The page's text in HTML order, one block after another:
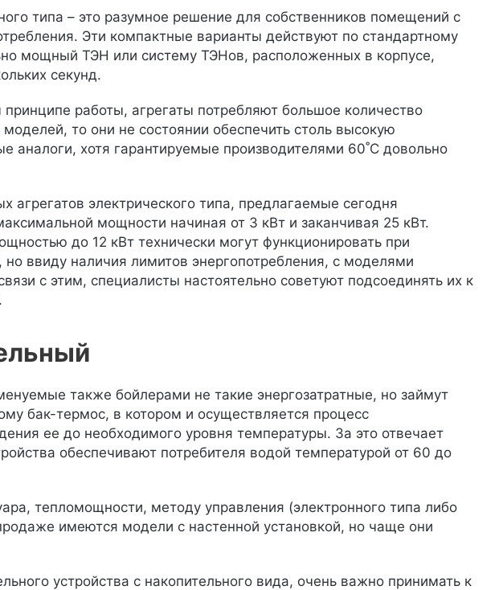
типа – это разумное решение для собственников помещений с
Эти компактные варианты действуют по стандартному
мощный ТЭН или систему ТЭНов, расположенных в корпусе,
секунд.
работы, агрегаты потребляют большое количество
то они не состоянии обеспечить столь высокую
аналоги, хотя гарантируемые производителями 60˚C довольно
электрического типа, предлагаемые сегодня
мощности начиная от 3 кВт и заканчивая 25 кВт.
до 12 кВт технически могут функционировать при
ввиду наличия лимитов энергопотребления, с моделями
с этим, специалисты настоятельно советуют подсоединять их к
также бойлерами не такие энергозатратные, но займут
бак-термос, в котором и осуществляется процесс
ее до необходимого уровня температуры. За это отвечает
обеспечивают потребителя водой температурой от 60 до
тепломощности, методу управления (электронного типа либо
имеются модели с настенной установкой, но чаще они
устройства с накопительного вида, очень важно принимать к